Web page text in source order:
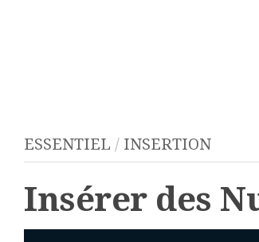
ESSENTIEL / INSERTION
Insérer des